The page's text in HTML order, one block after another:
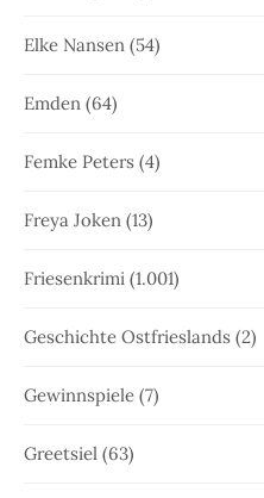
Elke Nansen (54)
Emden (64)
Femke Peters (4)
Freya Joken (13)
Friesenkrimi (1.001)
Geschichte Ostfrieslands (2)
Gewinnspiele (7)
Greetsiel (63)